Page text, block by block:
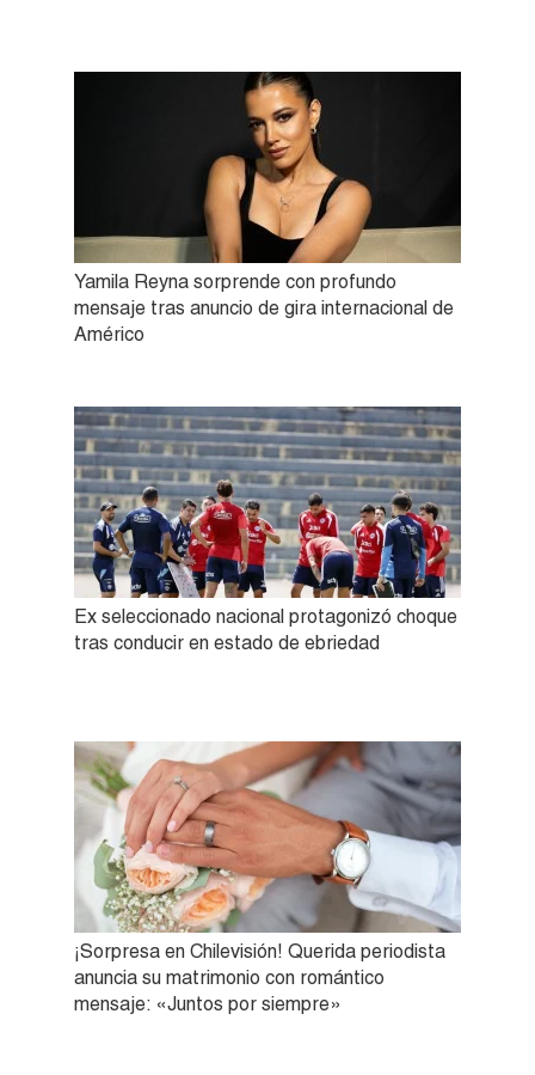
Yamila Reyna sorprende con profundo
mensaje tras anuncio de gira internacional de
Américo
Ex seleccionado nacional protagonizó choque
tras conducir en estado de ebriedad
¡Sorpresa en Chilevisión! Querida periodista
anuncia su matrimonio con romántico
mensaje: «Juntos por siempre»